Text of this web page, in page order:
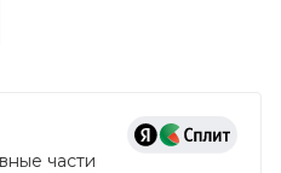
части